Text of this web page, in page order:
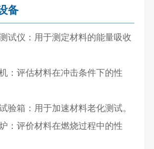
备
试仪：用于测定材料的能量吸收
：评估材料在冲击条件下的性
验箱：用于加速材料老化测试。
：评价材料在燃烧过程中的性